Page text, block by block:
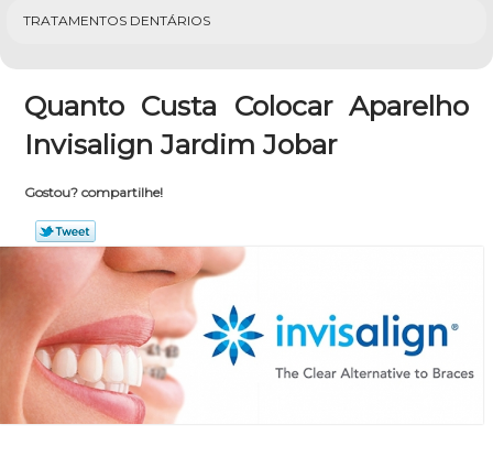
TRATAMENTOS DENTÁRIOS
Quanto Custa Colocar Aparelho
Invisalign Jardim Jobar
Gostou? compartilhe!